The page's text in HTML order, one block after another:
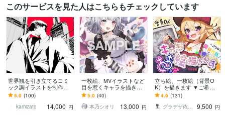
このサービスを見た人はこちらもチェックしています
世界観を引き立てるコミ
ック調イラストを制作し
ます 世界観で惹きつけ
る、商用対応の一枚絵を
ご提供致します。
5.0 (100)
kamizato
14,000 円
一枚絵、MVイラストなど
目を惹くキャラを描きま
す 歌ってみた、パネル開
け、記念、サムネ、特典
など対応中です！！
5.0 (40)
本乃シオリ
13,000 円
立ち絵、一枚絵（背景O
K）を描きます ▼ご希望
に合わせます！ライブ２
D、ゲーム、コミック、ア
ニメ等
4.9 (131)
グラデザ依頼 ※活動名（グラデザねっこ）
9,500 円